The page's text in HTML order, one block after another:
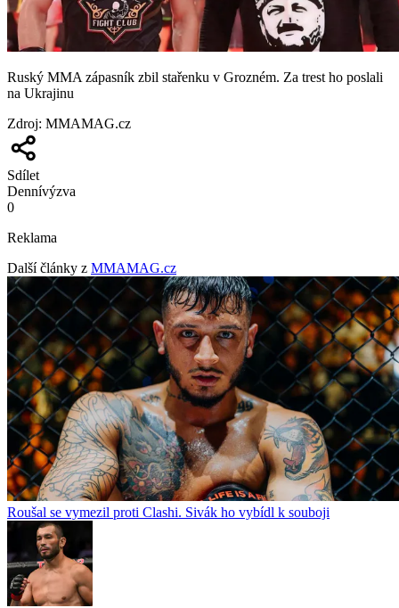
Ruský MMA zápasník zbil stařenku v Grozném. Za trest ho poslali
na Ukrajinu
Zdroj: MMAMAG.cz
Sdílet
Dennívýzva
0
Reklama
Další články z MMAMAG.cz
Roušal se vymezil proti Clashi. Sivák ho vybídl k souboji